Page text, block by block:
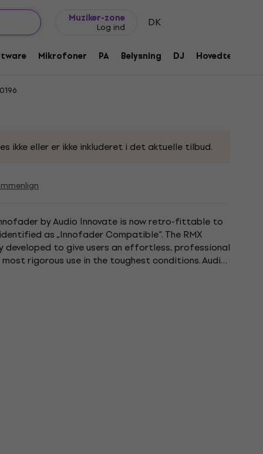
Muziker-zone
Log ind DK
Mikrofoner PA Belysning DJ Hovedtelefoner
Knob/Fader/Crossfader
ikke eller er ikke inkluderet i det aktuelle tilbud.
by Audio Innovate is now retro-fittable to
as „Innofader Compatible“. The RMX
developed to give users an effortless, professional
rigorous use in the toughest conditions. Audio